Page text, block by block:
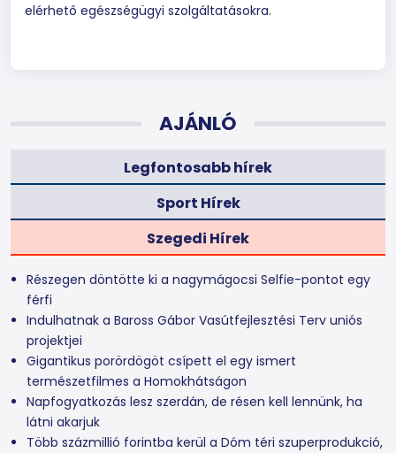
elérhető egészségügyi szolgáltatásokra.
AJÁNLÓ
Legfontosabb hírek
Sport Hírek
Szegedi Hírek
Részegen döntötte ki a nagymágocsi Selfie-pontot egy
férfi
Indulhatnak a Baross Gábor Vasútfejlesztési Terv uniós
projektjei
Gigantikus porördögöt csípett el egy ismert
természetfilmes a Homokhátságon
Napfogyatkozás lesz szerdán, de résen kell lennünk, ha
látni akarjuk
Több százmillió forintba kerül a Dóm téri szuperprodukció,